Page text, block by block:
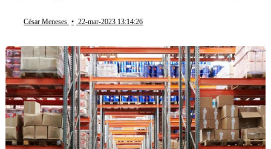
César Meneses • 22-mar-2023 13:14:26